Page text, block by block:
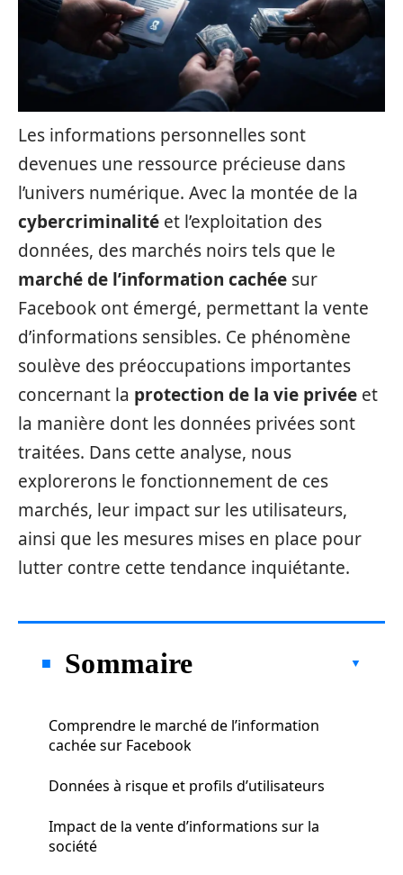
Les informations personnelles sont
devenues une ressource précieuse dans
l’univers numérique. Avec la montée de la
cybercriminalité et l’exploitation des
données, des marchés noirs tels que le
marché de l’information cachée sur
Facebook ont émergé, permettant la vente
d’informations sensibles. Ce phénomène
soulève des préoccupations importantes
concernant la protection de la vie privée et
la manière dont les données privées sont
traitées. Dans cette analyse, nous
explorerons le fonctionnement de ces
marchés, leur impact sur les utilisateurs,
ainsi que les mesures mises en place pour
lutter contre cette tendance inquiétante.
Sommaire
Comprendre le marché de l’information
cachée sur Facebook
Données à risque et profils d’utilisateurs
Impact de la vente d’informations sur la
société